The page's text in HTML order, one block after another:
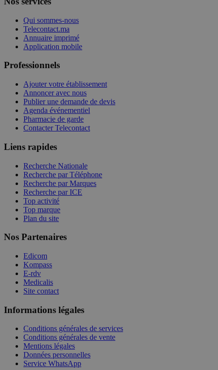
Qui sommes-nous
Telecontact.ma
Annuaire imprimé
Application mobile
Professionnels
Ajouter votre établissement
Annoncer avec nous
Publier une demande de devis
Agenda événementiel
Pharmacie de garde
Contacter Telecontact
Liens rapides
Recherche Nationale
Recherche par Téléphone
Recherche par Marques
Recherche par ICE
Top activité
Top marque
Plan du site
Nos Partenaires
Edicom
Kompass
E-rdv
Medicalis
Site contact
Informations légales
Conditions générales de services
Conditions générales de vente
Mentions légales
Données personnelles
Service WhatsApp